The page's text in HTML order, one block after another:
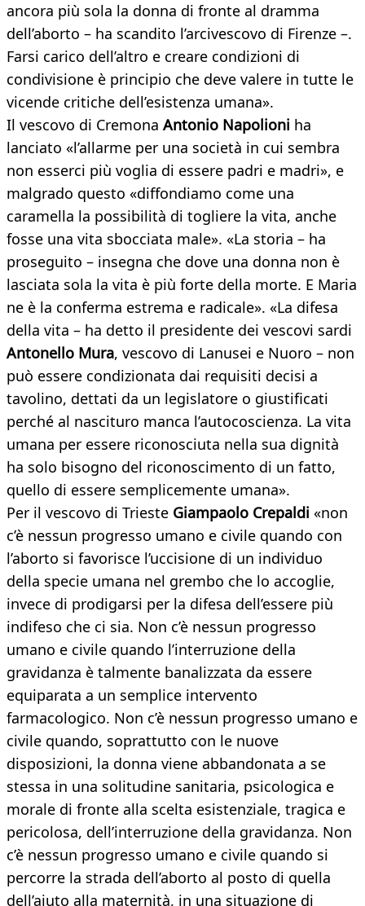
ancora più sola la donna di fronte al dramma
dell’aborto – ha scandito l’arcivescovo di Firenze –.
Farsi carico dell’altro e creare condizioni di
condivisione è principio che deve valere in tutte le
vicende critiche dell’esistenza umana».
Il vescovo di Cremona Antonio Napolioni ha
lanciato «l’allarme per una società in cui sembra
non esserci più voglia di essere padri e madri», e
malgrado questo «diffondiamo come una
caramella la possibilità di togliere la vita, anche
fosse una vita sbocciata male». «La storia – ha
proseguito – insegna che dove una donna non è
lasciata sola la vita è più forte della morte. E Maria
ne è la conferma estrema e radicale». «La difesa
della vita – ha detto il presidente dei vescovi sardi
Antonello Mura, vescovo di Lanusei e Nuoro – non
può essere condizionata dai requisiti decisi a
tavolino, dettati da un legislatore o giustificati
perché al nascituro manca l’autocoscienza. La vita
umana per essere riconosciuta nella sua dignità
ha solo bisogno del riconoscimento di un fatto,
quello di essere semplicemente umana».
Per il vescovo di Trieste Giampaolo Crepaldi «non
c’è nessun progresso umano e civile quando con
l’aborto si favorisce l’uccisione di un individuo
della specie umana nel grembo che lo accoglie,
invece di prodigarsi per la difesa dell’essere più
indifeso che ci sia. Non c’è nessun progresso
umano e civile quando l’interruzione della
gravidanza è talmente banalizzata da essere
equiparata a un semplice intervento
farmacologico. Non c’è nessun progresso umano e
civile quando, soprattutto con le nuove
disposizioni, la donna viene abbandonata a se
stessa in una solitudine sanitaria, psicologica e
morale di fronte alla scelta esistenziale, tragica e
pericolosa, dell’interruzione della gravidanza. Non
c’è nessun progresso umano e civile quando si
percorre la strada dell’aborto al posto di quella
dell’aiuto alla maternità, in una situazione di